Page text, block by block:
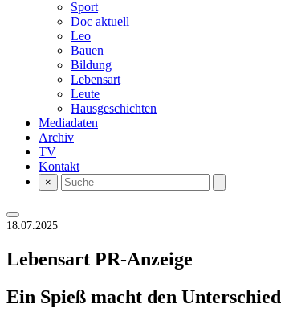
Sport
Doc aktuell
Leo
Bauen
Bildung
Lebensart
Leute
Hausgeschichten
Mediadaten
Archiv
TV
Kontakt
×
18.07.2025
Lebensart PR-Anzeige
Ein Spieß macht den Unterschied